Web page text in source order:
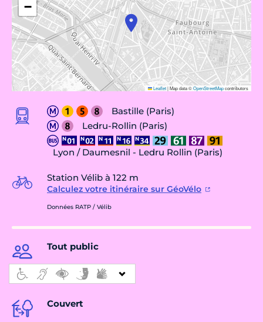
−
Leaflet|Map data ©OpenStreetMapcontributors
Bastille (Paris)
Ledru-Rollin (Paris)
Lyon / Daumesnil - Ledru Rollin (Paris)
Station Vélib à 122 m
Calculez votre itinéraire sur GéoVélo
Données RATP / Vélib
Tout public
Couvert